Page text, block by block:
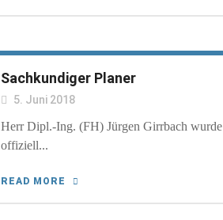
Sachkundiger Planer
5. Juni 2018
Herr Dipl.-Ing. (FH) Jürgen Girrbach wurde
offiziell...
READ MORE